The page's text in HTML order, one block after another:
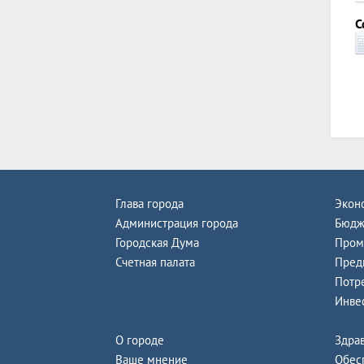
Глава города
Администрация города
Городская Дума
Счетная палата
О городе
Ваше мнение